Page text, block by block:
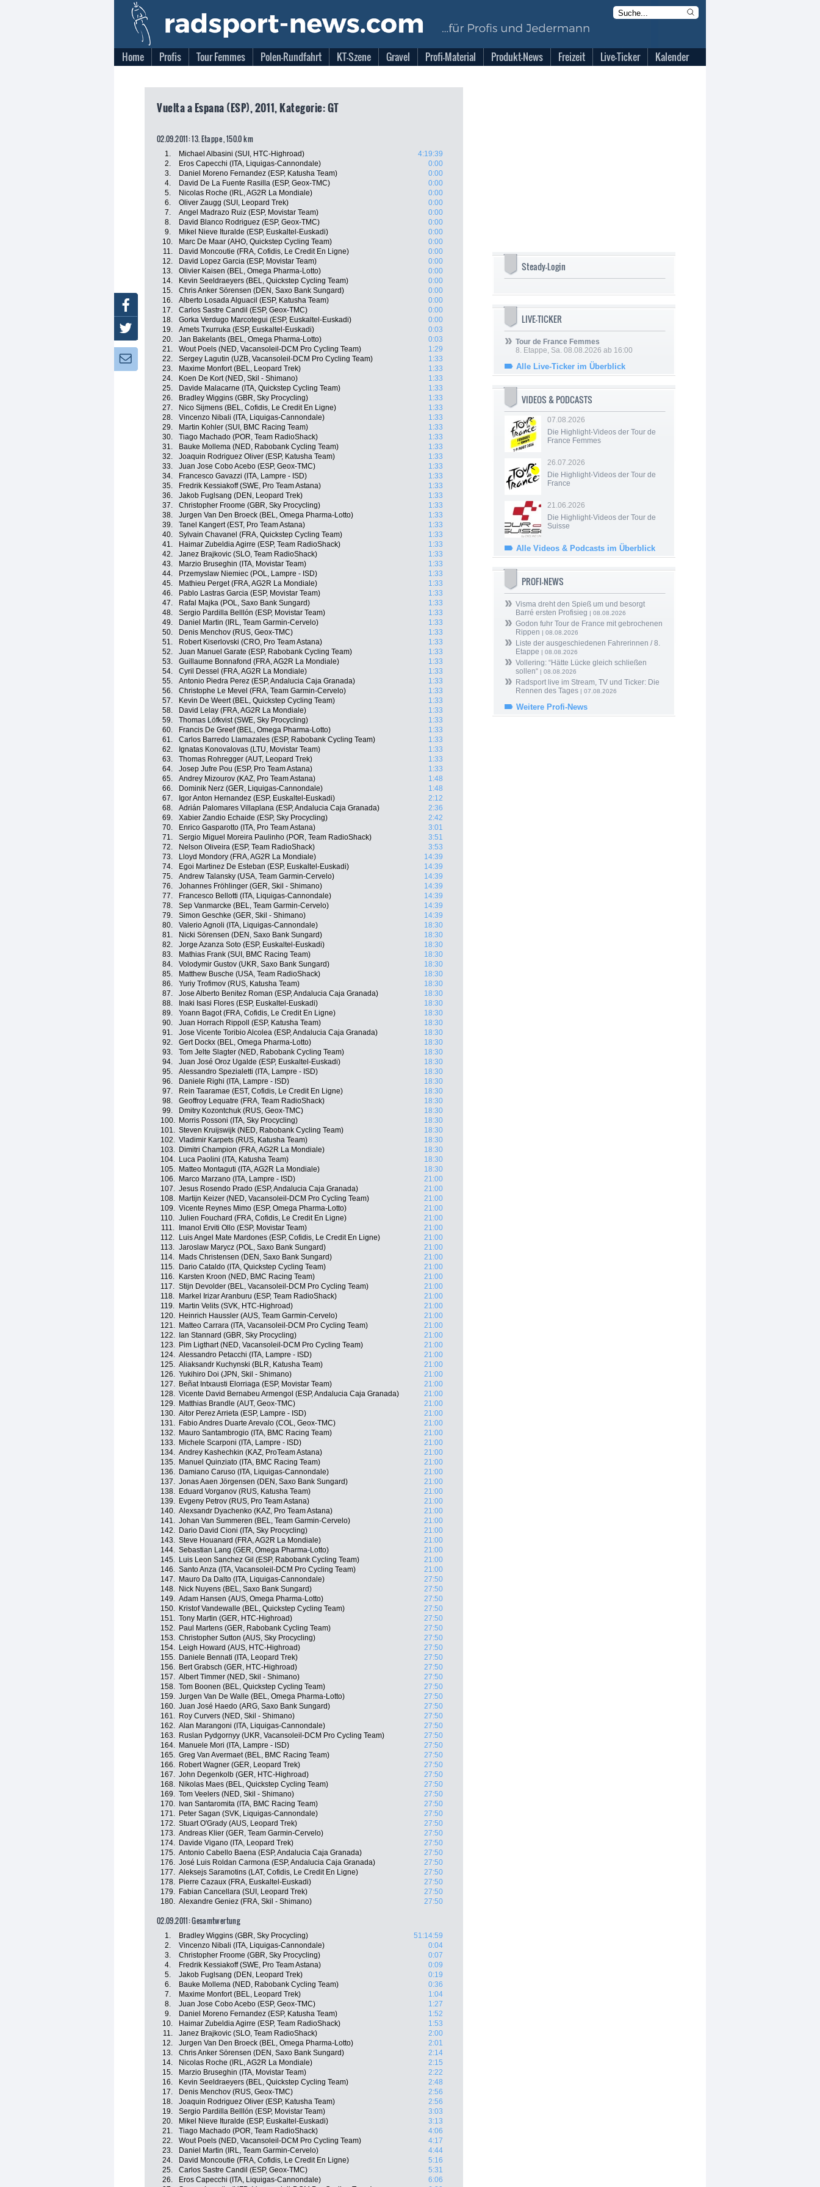
Home Profis Tour Femmes Polen-Rundfahrt KT-Szene Gravel Profi-Material Produkt-News Freizeit Live-Ticker Kalender
Vuelta a Espana (ESP), 2011, Kategorie: GT
02.09.2011: 13. Etappe , 150.0 km
1. Michael Albasini (SUI, HTC-Highroad)
4:19:39
2.
Eros Capecchi (ITA, Liquigas-Cannondale)
0:00
3.
Daniel Moreno Fernandez (ESP, Katusha Team)
0:00
4.
David De La Fuente Rasilla (ESP, Geox-TMC)
0:00
5.
Nicolas Roche (IRL, AG2R La Mondiale)
0:00
6.
Oliver Zaugg (SUI, Leopard Trek)
0:00
7.
Angel Madrazo Ruiz (ESP, Movistar Team)
0:00
8.
David Blanco Rodriguez (ESP, Geox-TMC)
0:00
9.
Mikel Nieve Ituralde (ESP, Euskaltel-Euskadi)
0:00
10.
Marc De Maar (AHO, Quickstep Cycling Team)
0:00
11.
David Moncoutie (FRA, Cofidis, Le Credit En Ligne)
0:00
12.
David Lopez Garcia (ESP, Movistar Team)
0:00
13.
Olivier Kaisen (BEL, Omega Pharma-Lotto)
0:00
14.
Kevin Seeldraeyers (BEL, Quickstep Cycling Team)
0:00
15.
Chris Anker Sörensen (DEN, Saxo Bank Sungard)
0:00
16.
Alberto Losada Alguacil (ESP, Katusha Team)
0:00
17.
Carlos Sastre Candil (ESP, Geox-TMC)
0:00
18.
Gorka Verdugo Marcotegui (ESP, Euskaltel-Euskadi)
0:00
19.
Amets Txurruka (ESP, Euskaltel-Euskadi)
0:03
20.
Jan Bakelants (BEL, Omega Pharma-Lotto)
0:03
21.
Wout Poels (NED, Vacansoleil-DCM Pro Cycling Team)
1:29
22.
Sergey Lagutin (UZB, Vacansoleil-DCM Pro Cycling Team)
1:33
23.
Maxime Monfort (BEL, Leopard Trek)
1:33
24.
Koen De Kort (NED, Skil - Shimano)
1:33
25.
Davide Malacarne (ITA, Quickstep Cycling Team)
1:33
26.
Bradley Wiggins (GBR, Sky Procycling)
1:33
27.
Nico Sijmens (BEL, Cofidis, Le Credit En Ligne)
1:33
28.
Vincenzo Nibali (ITA, Liquigas-Cannondale)
1:33
29.
Martin Kohler (SUI, BMC Racing Team)
1:33
30.
Tiago Machado (POR, Team RadioShack)
1:33
31.
Bauke Mollema (NED, Rabobank Cycling Team)
1:33
32.
Joaquin Rodriguez Oliver (ESP, Katusha Team)
1:33
33.
Juan Jose Cobo Acebo (ESP, Geox-TMC)
1:33
34.
Francesco Gavazzi (ITA, Lampre - ISD)
1:33
35.
Fredrik Kessiakoff (SWE, Pro Team Astana)
1:33
36.
Jakob Fuglsang (DEN, Leopard Trek)
1:33
37.
Christopher Froome (GBR, Sky Procycling)
1:33
38.
Jurgen Van Den Broeck (BEL, Omega Pharma-Lotto)
1:33
39.
Tanel Kangert (EST, Pro Team Astana)
1:33
40.
Sylvain Chavanel (FRA, Quickstep Cycling Team)
1:33
41.
Haimar Zubeldia Agirre (ESP, Team RadioShack)
1:33
42.
Janez Brajkovic (SLO, Team RadioShack)
1:33
43.
Marzio Bruseghin (ITA, Movistar Team)
1:33
44.
Przemyslaw Niemiec (POL, Lampre - ISD)
1:33
45.
Mathieu Perget (FRA, AG2R La Mondiale)
1:33
46.
Pablo Lastras Garcia (ESP, Movistar Team)
1:33
47.
Rafal Majka (POL, Saxo Bank Sungard)
1:33
48.
Sergio Pardilla Belllón (ESP, Movistar Team)
1:33
49.
Daniel Martin (IRL, Team Garmin-Cervelo)
1:33
50.
Denis Menchov (RUS, Geox-TMC)
1:33
51.
Robert Kiserlovski (CRO, Pro Team Astana)
1:33
52.
Juan Manuel Garate (ESP, Rabobank Cycling Team)
1:33
53.
Guillaume Bonnafond (FRA, AG2R La Mondiale)
1:33
54.
Cyril Dessel (FRA, AG2R La Mondiale)
1:33
55.
Antonio Piedra Perez (ESP, Andalucia Caja Granada)
1:33
56.
Christophe Le Mevel (FRA, Team Garmin-Cervelo)
1:33
57.
Kevin De Weert (BEL, Quickstep Cycling Team)
1:33
58.
David Lelay (FRA, AG2R La Mondiale)
1:33
59.
Thomas Löfkvist (SWE, Sky Procycling)
1:33
60.
Francis De Greef (BEL, Omega Pharma-Lotto)
1:33
61.
Carlos Barredo Llamazales (ESP, Rabobank Cycling Team)
1:33
62.
Ignatas Konovalovas (LTU, Movistar Team)
1:33
63.
Thomas Rohregger (AUT, Leopard Trek)
1:33
64.
Josep Jufre Pou (ESP, Pro Team Astana)
1:33
65.
Andrey Mizourov (KAZ, Pro Team Astana)
1:48
66.
Dominik Nerz (GER, Liquigas-Cannondale)
1:48
67.
Igor Anton Hernandez (ESP, Euskaltel-Euskadi)
2:12
68.
Adrián Palomares Villaplana (ESP, Andalucia Caja Granada)
2:36
69.
Xabier Zandio Echaide (ESP, Sky Procycling)
2:42
70.
Enrico Gasparotto (ITA, Pro Team Astana)
3:01
71.
Sergio Miguel Moreira Paulinho (POR, Team RadioShack)
3:51
72.
Nelson Oliveira (ESP, Team RadioShack)
3:53
73.
Lloyd Mondory (FRA, AG2R La Mondiale)
14:39
74.
Egoi Martinez De Esteban (ESP, Euskaltel-Euskadi)
14:39
75.
Andrew Talansky (USA, Team Garmin-Cervelo)
14:39
76.
Johannes Fröhlinger (GER, Skil - Shimano)
14:39
77.
Francesco Bellotti (ITA, Liquigas-Cannondale)
14:39
78.
Sep Vanmarcke (BEL, Team Garmin-Cervelo)
14:39
79.
Simon Geschke (GER, Skil - Shimano)
14:39
80.
Valerio Agnoli (ITA, Liquigas-Cannondale)
18:30
81.
Nicki Sörensen (DEN, Saxo Bank Sungard)
18:30
82.
Jorge Azanza Soto (ESP, Euskaltel-Euskadi)
18:30
83.
Mathias Frank (SUI, BMC Racing Team)
18:30
84.
Volodymir Gustov (UKR, Saxo Bank Sungard)
18:30
85.
Matthew Busche (USA, Team RadioShack)
18:30
86.
Yuriy Trofimov (RUS, Katusha Team)
18:30
87.
Jose Alberto Benitez Roman (ESP, Andalucia Caja Granada)
18:30
88.
Inaki Isasi Flores (ESP, Euskaltel-Euskadi)
18:30
89.
Yoann Bagot (FRA, Cofidis, Le Credit En Ligne)
18:30
90.
Juan Horrach Rippoll (ESP, Katusha Team)
18:30
91.
Jose Vicente Toribio Alcolea (ESP, Andalucia Caja Granada)
18:30
92.
Gert Dockx (BEL, Omega Pharma-Lotto)
18:30
93.
Tom Jelte Slagter (NED, Rabobank Cycling Team)
18:30
94.
Juan José Oroz Ugalde (ESP, Euskaltel-Euskadi)
18:30
95.
Alessandro Spezialetti (ITA, Lampre - ISD)
18:30
96.
Daniele Righi (ITA, Lampre - ISD)
18:30
97.
Rein Taaramae (EST, Cofidis, Le Credit En Ligne)
18:30
98.
Geoffroy Lequatre (FRA, Team RadioShack)
18:30
99.
Dmitry Kozontchuk (RUS, Geox-TMC)
18:30
100.
Morris Possoni (ITA, Sky Procycling)
18:30
101. Steven Kruijswijk (NED, Rabobank Cycling Team)
18:30
102. Vladimir Karpets (RUS, Katusha Team)
18:30
103.
Dimitri Champion (FRA, AG2R La Mondiale)
18:30
104.
Luca Paolini (ITA, Katusha Team)
18:30
105.
Matteo Montaguti (ITA, AG2R La Mondiale)
18:30
106.
Marco Marzano (ITA, Lampre - ISD)
21:00
107. Jesus Rosendo Prado (ESP, Andalucia Caja Granada)
21:00
108.
Martijn Keizer (NED, Vacansoleil-DCM Pro Cycling Team)
21:00
109. Vicente Reynes Mimo (ESP, Omega Pharma-Lotto)
21:00
110. Julien Fouchard (FRA, Cofidis, Le Credit En Ligne)
21:00
111.
Imanol Erviti Ollo (ESP, Movistar Team)
21:00
112.
Luis Angel Mate Mardones (ESP, Cofidis, Le Credit En Ligne)
21:00
113. Jaroslaw Marycz (POL, Saxo Bank Sungard)
21:00
114.
Mads Christensen (DEN, Saxo Bank Sungard)
21:00
115.
Dario Cataldo (ITA, Quickstep Cycling Team)
21:00
116.
Karsten Kroon (NED, BMC Racing Team)
21:00
117. Stijn Devolder (BEL, Vacansoleil-DCM Pro Cycling Team)
21:00
118.
Markel Irizar Aranburu (ESP, Team RadioShack)
21:00
119.
Martin Velits (SVK, HTC-Highroad)
21:00
120.
Heinrich Haussler (AUS, Team Garmin-Cervelo)
21:00
121.
Matteo Carrara (ITA, Vacansoleil-DCM Pro Cycling Team)
21:00
122.
Ian Stannard (GBR, Sky Procycling)
21:00
123.
Pim Ligthart (NED, Vacansoleil-DCM Pro Cycling Team)
21:00
124. Alessandro Petacchi (ITA, Lampre - ISD)
21:00
125. Aliaksandr Kuchynski (BLR, Katusha Team)
21:00
126. Yukihiro Doi (JPN, Skil - Shimano)
21:00
127.
Beñat Intxausti Elorriaga (ESP, Movistar Team)
21:00
128. Vicente David Bernabeu Armengol (ESP, Andalucia Caja Granada)
21:00
129.
Matthias Brandle (AUT, Geox-TMC)
21:00
130. Aitor Perez Arrieta (ESP, Lampre - ISD)
21:00
131.
Fabio Andres Duarte Arevalo (COL, Geox-TMC)
21:00
132.
Mauro Santambrogio (ITA, BMC Racing Team)
21:00
133.
Michele Scarponi (ITA, Lampre - ISD)
21:00
134. Andrey Kashechkin (KAZ, ProTeam Astana)
21:00
135.
Manuel Quinziato (ITA, BMC Racing Team)
21:00
136.
Damiano Caruso (ITA, Liquigas-Cannondale)
21:00
137. Jonas Aaen Jörgensen (DEN, Saxo Bank Sungard)
21:00
138.
Eduard Vorganov (RUS, Katusha Team)
21:00
139.
Evgeny Petrov (RUS, Pro Team Astana)
21:00
140. Alexsandr Dyachenko (KAZ, Pro Team Astana)
21:00
141. Johan Van Summeren (BEL, Team Garmin-Cervelo)
21:00
142.
Dario David Cioni (ITA, Sky Procycling)
21:00
143. Steve Houanard (FRA, AG2R La Mondiale)
21:00
144. Sebastian Lang (GER, Omega Pharma-Lotto)
21:00
145.
Luis Leon Sanchez Gil (ESP, Rabobank Cycling Team)
21:00
146. Santo Anza (ITA, Vacansoleil-DCM Pro Cycling Team)
21:00
147.
Mauro Da Dalto (ITA, Liquigas-Cannondale)
27:50
148.
Nick Nuyens (BEL, Saxo Bank Sungard)
27:50
149. Adam Hansen (AUS, Omega Pharma-Lotto)
27:50
150.
Kristof Vandewalle (BEL, Quickstep Cycling Team)
27:50
151. Tony Martin (GER, HTC-Highroad)
27:50
152.
Paul Martens (GER, Rabobank Cycling Team)
27:50
153. Christopher Sutton (AUS, Sky Procycling)
27:50
154.
Leigh Howard (AUS, HTC-Highroad)
27:50
155.
Daniele Bennati (ITA, Leopard Trek)
27:50
156.
Bert Grabsch (GER, HTC-Highroad)
27:50
157. Albert Timmer (NED, Skil - Shimano)
27:50
158. Tom Boonen (BEL, Quickstep Cycling Team)
27:50
159. Jurgen Van De Walle (BEL, Omega Pharma-Lotto)
27:50
160. Juan José Haedo (ARG, Saxo Bank Sungard)
27:50
161.
Roy Curvers (NED, Skil - Shimano)
27:50
162. Alan Marangoni (ITA, Liquigas-Cannondale)
27:50
163.
Ruslan Pydgornyy (UKR, Vacansoleil-DCM Pro Cycling Team)
27:50
164.
Manuele Mori (ITA, Lampre - ISD)
27:50
165. Greg Van Avermaet (BEL, BMC Racing Team)
27:50
166.
Robert Wagner (GER, Leopard Trek)
27:50
167. John Degenkolb (GER, HTC-Highroad)
27:50
168.
Nikolas Maes (BEL, Quickstep Cycling Team)
27:50
169. Tom Veelers (NED, Skil - Shimano)
27:50
170.
Ivan Santaromita (ITA, BMC Racing Team)
27:50
171.
Peter Sagan (SVK, Liquigas-Cannondale)
27:50
172. Stuart O'Grady (AUS, Leopard Trek)
27:50
173. Andreas Klier (GER, Team Garmin-Cervelo)
27:50
174.
Davide Vigano (ITA, Leopard Trek)
27:50
175. Antonio Cabello Baena (ESP, Andalucia Caja Granada)
27:50
176. José Luis Roldan Carmona (ESP, Andalucia Caja Granada)
27:50
177. Aleksejs Saramotins (LAT, Cofidis, Le Credit En Ligne)
27:50
178.
Pierre Cazaux (FRA, Euskaltel-Euskadi)
27:50
179.
Fabian Cancellara (SUI, Leopard Trek)
27:50
180. Alexandre Geniez (FRA, Skil - Shimano) 27:50
02.09.2011: Gesamtwertung
1. Bradley Wiggins (GBR, Sky Procycling)
51:14:59
2.
Vincenzo Nibali (ITA, Liquigas-Cannondale)
0:04
3.
Christopher Froome (GBR, Sky Procycling)
0:07
4.
Fredrik Kessiakoff (SWE, Pro Team Astana)
0:09
5.
Jakob Fuglsang (DEN, Leopard Trek)
0:19
6.
Bauke Mollema (NED, Rabobank Cycling Team)
0:36
7.
Maxime Monfort (BEL, Leopard Trek)
1:04
8.
Juan Jose Cobo Acebo (ESP, Geox-TMC)
1:27
9.
Daniel Moreno Fernandez (ESP, Katusha Team)
1:52
10.
Haimar Zubeldia Agirre (ESP, Team RadioShack)
1:53
11.
Janez Brajkovic (SLO, Team RadioShack)
2:00
12.
Jurgen Van Den Broeck (BEL, Omega Pharma-Lotto)
2:01
13.
Chris Anker Sörensen (DEN, Saxo Bank Sungard)
2:14
14.
Nicolas Roche (IRL, AG2R La Mondiale)
2:15
15.
Marzio Bruseghin (ITA, Movistar Team)
2:22
16.
Kevin Seeldraeyers (BEL, Quickstep Cycling Team)
2:48
17.
Denis Menchov (RUS, Geox-TMC)
2:56
18.
Joaquin Rodriguez Oliver (ESP, Katusha Team)
2:56
19.
Sergio Pardilla Belllón (ESP, Movistar Team)
3:03
20.
Mikel Nieve Ituralde (ESP, Euskaltel-Euskadi)
3:13
21.
Tiago Machado (POR, Team RadioShack)
4:06
22.
Wout Poels (NED, Vacansoleil-DCM Pro Cycling Team)
4:17
23.
Daniel Martin (IRL, Team Garmin-Cervelo)
4:44
24.
David Moncoutie (FRA, Cofidis, Le Credit En Ligne)
5:16
25.
Carlos Sastre Candil (ESP, Geox-TMC)
5:31
26.
Eros Capecchi (ITA, Liquigas-Cannondale)
6:06
Steady-Login
LIVE-TICKER
Tour de France Femmes
8. Etappe, Sa. 08.08.2026 ab 16:00
Alle Live-Ticker im Überblick
VIDEOS & PODCASTS
07.08.2026
Die Highlight-Videos der Tour de
France Femmes
26.07.2026
Die Highlight-Videos der Tour de
France
21.06.2026
Die Highlight-Videos der Tour de
Suisse
Alle Videos & Podcasts im Überblick
PROFI-NEWS
Visma dreht den Spieß um und besorgt
Barré ersten Profisieg | 08.08.2026
Godon fuhr Tour de France mit gebrochenen
Rippen | 08.08.2026
Liste der ausgeschiedenen Fahrerinnen / 8.
Etappe | 08.08.2026
Vollering: “Hätte Lücke gleich schließen
sollen“ | 08.08.2026
Radsport live im Stream, TV und Ticker: Die
Rennen des Tages | 07.08.2026
Weitere Profi-News
Facebook
Twitter
Newsletter: